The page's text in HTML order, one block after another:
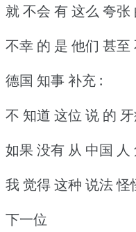
就 不会 有 这么 夸张
不幸 的 是 他们 甚
德国 知事 补充 :
不 知道 这位 说 的
如果 没有 从 中国 人
我 觉得 这种 说法 怪
下一位